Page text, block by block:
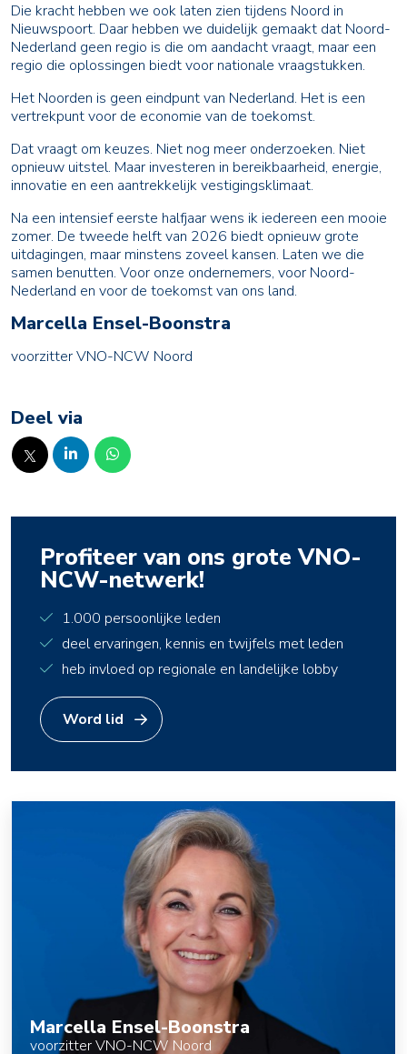
Die kracht hebben we ook laten zien tijdens Noord in
Nieuwspoort. Daar hebben we duidelijk gemaakt dat Noord-
Nederland geen regio is die om aandacht vraagt, maar een
regio die oplossingen biedt voor nationale vraagstukken.
Het Noorden is geen eindpunt van Nederland. Het is een
vertrekpunt voor de economie van de toekomst.
Dat vraagt om keuzes. Niet nog meer onderzoeken. Niet
opnieuw uitstel. Maar investeren in bereikbaarheid, energie,
innovatie en een aantrekkelijk vestigingsklimaat.
Na een intensief eerste halfjaar wens ik iedereen een mooie
zomer. De tweede helft van 2026 biedt opnieuw grote
uitdagingen, maar minstens zoveel kansen. Laten we die
samen benutten. Voor onze ondernemers, voor Noord-
Nederland en voor de toekomst van ons land.
Marcella Ensel-Boonstra
voorzitter VNO-NCW Noord
Deel via
Profiteer van ons grote VNO-
NCW-netwerk!
1.000 persoonlijke leden
deel ervaringen, kennis en twijfels met leden
heb invloed op regionale en landelijke lobby
Word lid
Marcella Ensel-Boonstra
voorzitter VNO-NCW Noord